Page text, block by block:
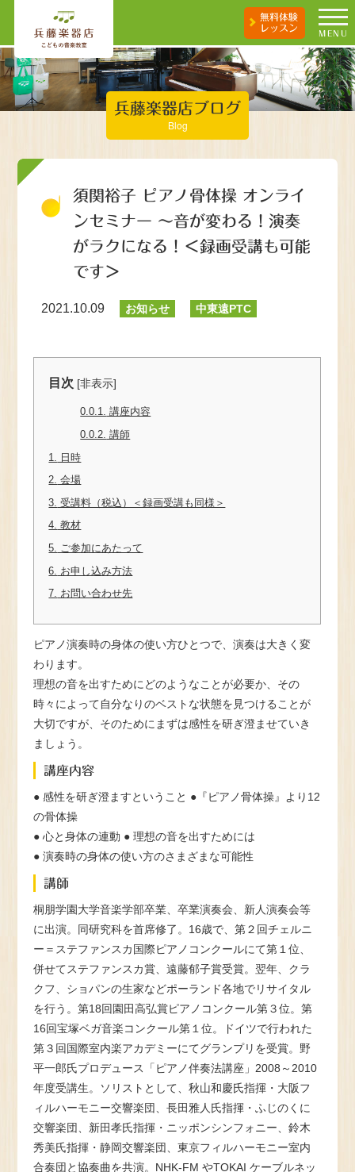
無料体験
レッスン
MENU
兵藤楽器店ブログ
Blog
須関裕子 ピアノ骨体操 オンライ
ンセミナー ～音が変わる！演奏
がラクになる！＜録画受講も可能
です＞
2021.10.09 お知らせ 中東遠PTC
目次 [非表示]
0.0.1. 講座内容
0.0.2. 講師
1.
日時
2. 会場
3. 受講料（税込）＜録画受講も同様＞
4. 教材
5. ご参加にあたって
6. お申し込み方法
7. お問い合わせ先
ピアノ演奏時の身体の使い方ひとつで、演奏は大きく変
わります。
理想の音を出すためにどのようなことが必要か、その
時々によって自分なりのベストな状態を見つけることが
大切ですが、そのためにまずは感性を研ぎ澄ませていき
ましょう。
講座内容
● 感性を研ぎ澄ますということ ●『ピアノ骨体操』より12
の骨体操
● 心と身体の連動 ● 理想の音を出すためには
● 演奏時の身体の使い方のさまざまな可能性
講師
桐朋学園大学音楽学部卒業、卒業演奏会、新人演奏会等
に出演。同研究科を首席修了。16歳で、第２回チェルニ
ー＝ステファンスカ国際ピアノコンクールにて第１位、
併せてステファンスカ賞、遠藤郁子賞受賞。翌年、クラ
クフ、ショパンの生家などポーランド各地でリサイタル
を行う。第18回園田高弘賞ピアノコンクール第３位。第
16回宝塚ベガ音楽コンクール第１位。ドイツで行われた
第３回国際室内楽アカデミーにてグランプリを受賞。野
平一郎氏プロデュース「ピアノ伴奏法講座」2008～2010
年度受講生。ソリストとして、秋山和慶氏指揮・大阪フ
ィルハーモニー交響楽団、長田雅人氏指揮・ふじのくに
交響楽団、新田孝氏指揮・ニッポンシンフォニー、鈴木
秀美氏指揮・静岡交響楽団、東京フィルハーモニー室内
合奏団と協奏曲を共演。NHK-FM やTOKAI ケーブルネッ